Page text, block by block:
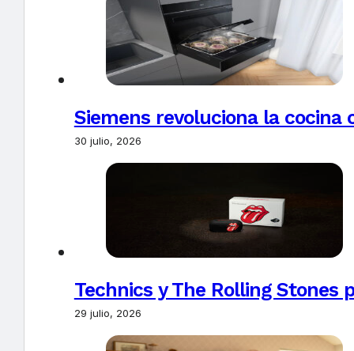
Siemens revoluciona la
30 julio, 2026
Technics y The Rolling Stones
29 julio, 2026